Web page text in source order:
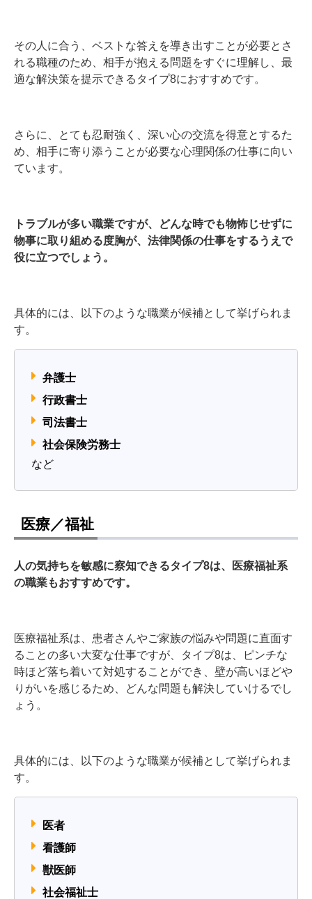
その人に合う、ベストな答えを導き出すことが必要とさ
れる職種のため、相手が抱える問題をすぐに理解し、最
適な解決策を提示できるタイプ8におすすめです。
さらに、とても忍耐強く、深い心の交流を得意とするた
め、相手に寄り添うことが必要な心理関係の仕事に向い
ています。
トラブルが多い職業ですが、どんな時でも物怖じせずに
物事に取り組める度胸が、法律関係の仕事をするうえで
役に立つでしょう。
具体的には、以下のような職業が候補として挙げられま
す。
弁護士
行政書士
司法書士
社会保険労務士
など
医療／福祉
人の気持ちを敏感に察知できるタイプ8は、医療福祉系
の職業もおすすめです。
医療福祉系は、患者さんやご家族の悩みや問題に直面す
ることの多い大変な仕事ですが、タイプ8は、ピンチな
時ほど落ち着いて対処することができ、壁が高いほどや
りがいを感じるため、どんな問題も解決していけるでし
ょう。
具体的には、以下のような職業が候補として挙げられま
す。
医者
看護師
獣医師
社会福祉士